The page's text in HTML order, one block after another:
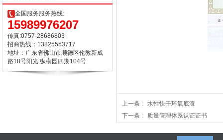
全国服务服务热线:
15989976207
传真:0757-28686803
招商热线：13825553717
地址：广东省佛山市顺德区伦教新成
路18号阳光 纵榈园四期104号
上一条： 水性快干环氧底漆
下一条： 质量管理体系认证证书